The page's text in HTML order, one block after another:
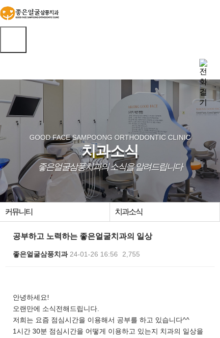
GOOD FACE SAMPOONG ORTHODONTIC CLINIC
치과소식
좋은얼굴삼풍치과의 소식을 알려드립니다
커뮤니티 치과소식
공부하고 노력하는 좋은얼굴치과의 일상
좋은얼굴삼풍치과 24-01-26 16:56 2,755
안녕하세요!
오랜만에 소식전해드립니다.
저희는 요즘 점심시간을 이용해서 공부를 하고 있습니다^^
1시간 30분 점심시간을 어떻게 이용하고 있는지 치과의 일상을